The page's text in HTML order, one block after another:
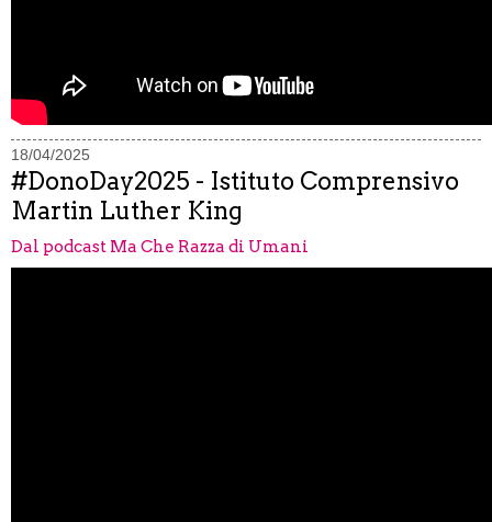
18/04/2025
#DonoDay2025 - Istituto Comprensivo
Martin Luther King
Dal podcast Ma Che Razza di Umani